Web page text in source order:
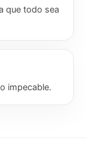
que todo sea
impecable.